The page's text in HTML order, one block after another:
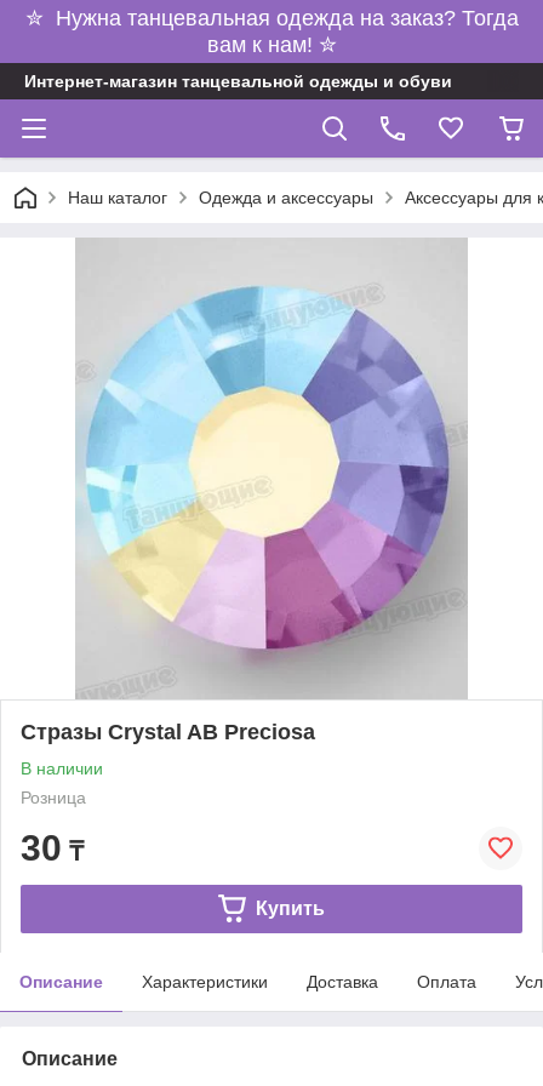
✮ Нужна танцевальная одежда на заказ? Тогда
вам к нам! ✮
Интернет-магазин танцевальной одежды и обуви
Наш каталог Одежда и аксессуары Аксессуары для
Стразы Crystal AB Preciosa
В наличии
Розница
30 ₸
Купить
Описание Характеристики Доставка Оплата
Описание